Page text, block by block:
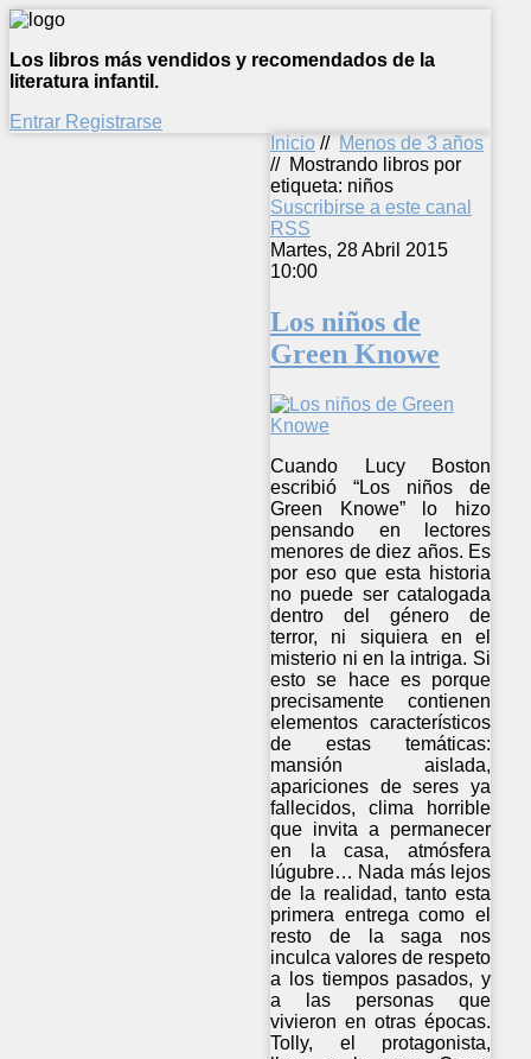
Los libros más vendidos y recomendados de la
literatura infantil.
Entrar Registrarse
Inicio // Menos de 3 años
// Mostrando libros por
etiqueta: niños
Suscribirse a este canal
RSS
Martes, 28 Abril 2015
10:00
Los niños de
Green Knowe
Cuando Lucy Boston
escribió “Los niños de
Green Knowe” lo hizo
pensando en lectores
menores de diez años. Es
por eso que esta historia
no puede ser catalogada
dentro del género de
terror, ni siquiera en el
misterio ni en la intriga. Si
esto se hace es porque
precisamente contienen
elementos característicos
de estas temáticas:
mansión aislada,
apariciones de seres ya
fallecidos, clima horrible
que invita a permanecer
en la casa, atmósfera
lúgubre… Nada más lejos
de la realidad, tanto esta
primera entrega como el
resto de la saga nos
inculca valores de respeto
a los tiempos pasados, y
a las personas que
vivieron en otras épocas.
Tolly, el protagonista,